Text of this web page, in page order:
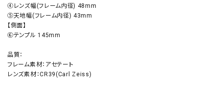
④レンズ幅(フレーム内径) 48mm
⑤天地幅(フレーム内径) 43mm
【側面】
⑥テンプル 145mm
品質：
フレーム素材：アセテート
レンズ素材：CR39(Carl Zeiss)